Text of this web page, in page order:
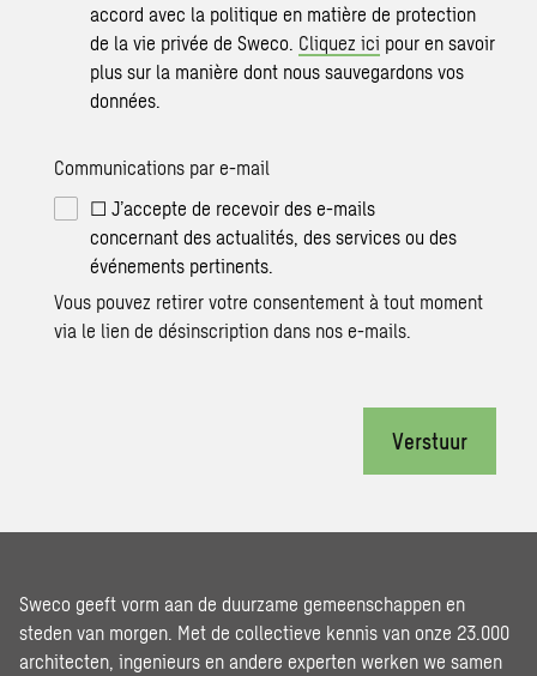
accord avec la politique en matière de protection
de la vie privée de Sweco. Cliquez ici pour en savoir
plus sur la manière dont nous sauvegardons vos
données.
Communications par e-mail
☐ J’accepte de recevoir des e-mails
concernant des actualités, des services ou des
événements pertinents.
Vous pouvez retirer votre consentement à tout moment
via le lien de désinscription dans nos e-mails.
Verstuur
Sweco geeft vorm aan de duurzame gemeenschappen en
steden van morgen. Met de collectieve kennis van onze 23.000
architecten, ingenieurs en andere experten werken we samen